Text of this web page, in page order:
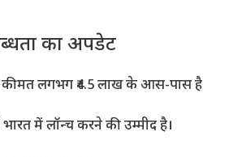
का अपडेट
कीमत लगभग ₹4.5 लाख के आस-पास है
में लॉन्च करने की उम्मीद है।